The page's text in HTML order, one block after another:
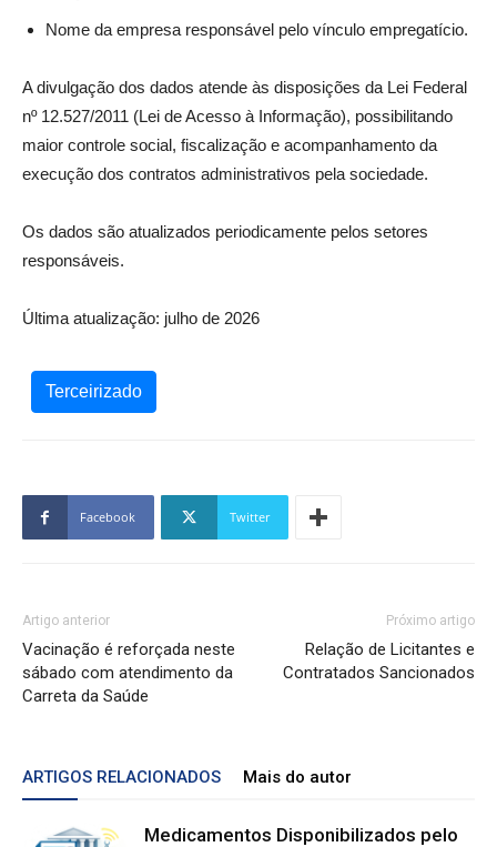
Nome da empresa responsável pelo vínculo empregatício.
A divulgação dos dados atende às disposições da Lei Federal
nº 12.527/2011 (Lei de Acesso à Informação), possibilitando
maior controle social, fiscalização e acompanhamento da
execução dos contratos administrativos pela sociedade.
Os dados são atualizados periodicamente pelos setores
responsáveis.
Última atualização: julho de 2026
Terceirizado
Facebook Twitter
Artigo anterior
Vacinação é reforçada neste
sábado com atendimento da
Carreta da Saúde
Próximo artigo
Relação de Licitantes e
Contratados Sancionados
ARTIGOS RELACIONADOS Mais do autor
Medicamentos Disponibilizados pelo